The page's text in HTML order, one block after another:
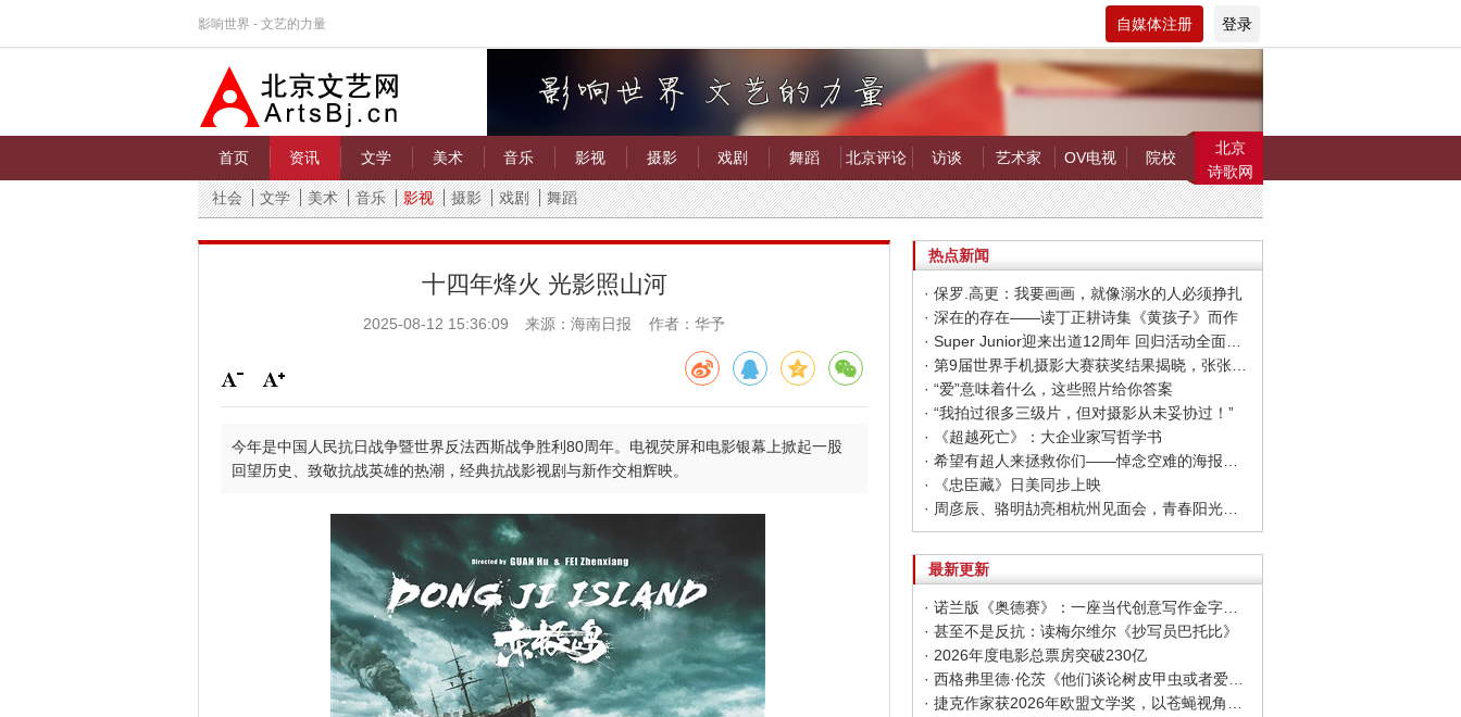
影响世界 - 文艺的力量 自媒体注册 登录
首页 资讯 文学 美术 音乐 影视 摄影 戏剧 舞蹈 北京评论 访谈 艺术家 OV电视 院校
北京
诗歌网
社会
文学 美术 音乐 影视 摄影 戏剧 舞蹈
十四年烽火 光影照山河
2025-08-12 15:36:09 来源：海南日报 作者：华予
今年是中国人民抗日战争暨世界反法西斯战争胜利80周年。电视荧屏和电影银幕上掀起一股
回望历史、致敬抗战英雄的热潮，经典抗战影视剧与新作交相辉映。
热点新闻
· 保罗.高更：我要画画，就像溺水的人必须挣扎
· 深在的存在——读丁正耕诗集《黄孩子》而作
· Super Junior迎来出道12周年 回归活动全面启动
· 第9届世界手机摄影大赛获奖结果揭晓，张张惊艳你的视觉！
· “爱”意味着什么，这些照片给你答案
· “我拍过很多三级片，但对摄影从未妥协过！”
· 《超越死亡》：大企业家写哲学书
· 《忠臣藏》日美同步上映
· 周彦辰、骆明劼亮相杭州见面会，青春阳光活力十足
最新更新
· 诺兰版《奥德赛》：一座当代创意写作金字塔的宏伟与平庸
· 甚至不是反抗：读梅尔维尔《抄写员巴托比》
· 2026年度电影总票房突破230亿
· 西格弗里德·伦茨《他们谈论树皮甲虫或者爱情》：请捍卫日常生活，千千万万次